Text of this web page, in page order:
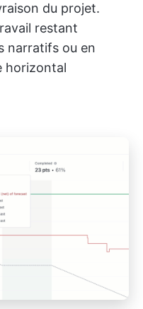
du projet.
restant
narratifs ou en
horizontal